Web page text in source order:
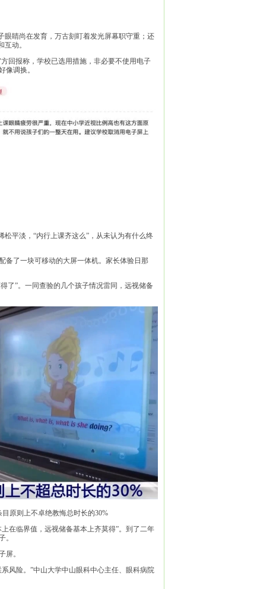
眼睛尚在发育，万古刻盯着发光屏幕职守重；还
动。
回报称，学校已选用措施，非必要不使用电子
像调换。
平淡，“内行上课齐这么”，从未认为有什么终
备了一块可移动的大屏一体机。家长体验日那
了”。一同查验的几个孩子情况雷同，远视储备
原则上不卓绝教悔总时长的30%
在临界值，远视储备基本上齐莫得”。到了二年
。
屏。
风险。”中山大学中山眼科中心主任、眼科病院